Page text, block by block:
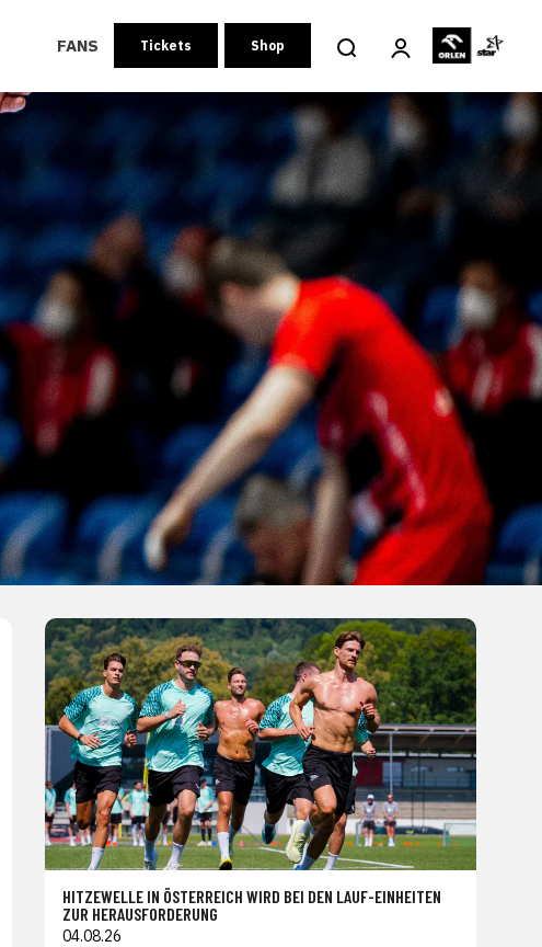
FANS Tickets Shop
HITZEWELLE IN ÖSTERREICH WIRD BEI DEN LAUF-EINHEITEN
ZUR HERAUSFORDERUNG
04.08.26